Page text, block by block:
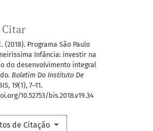
Citar
(2018). Programa São Paulo
Infância: investir na
do desenvolvimento integral
Boletim Do Instituto De
, 19(1), 7–11.
10.52753/bis.2018.v19.34
de Citação